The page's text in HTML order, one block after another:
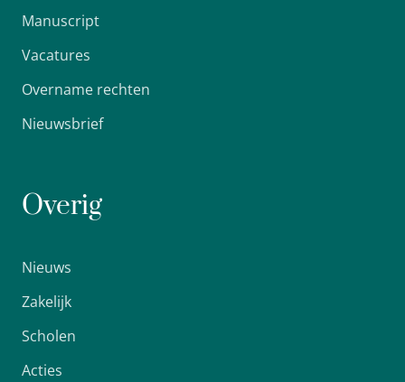
Manuscript
Vacatures
Overname rechten
Nieuwsbrief
Overig
Nieuws
Zakelijk
Scholen
Acties